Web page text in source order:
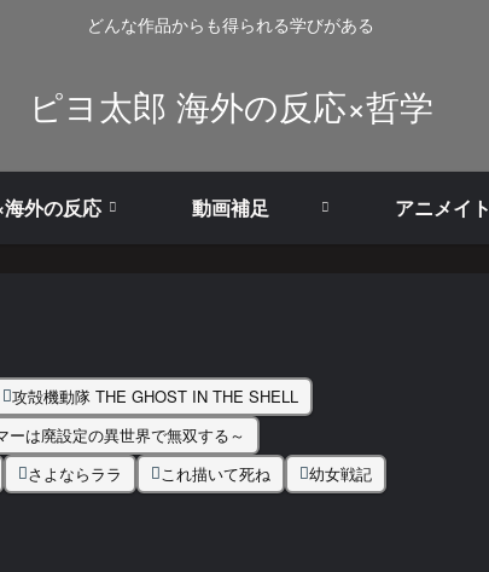
どんな作品からも得られる学びがある
ピヨ太郎 海外の反応×哲学
外の反応 動画補足 アニメイト
攻殻機動隊 THE GHOST IN THE SHELL
は廃設定の異世界で無双する～
さよならララ これ描いて死ね
幼女戦記